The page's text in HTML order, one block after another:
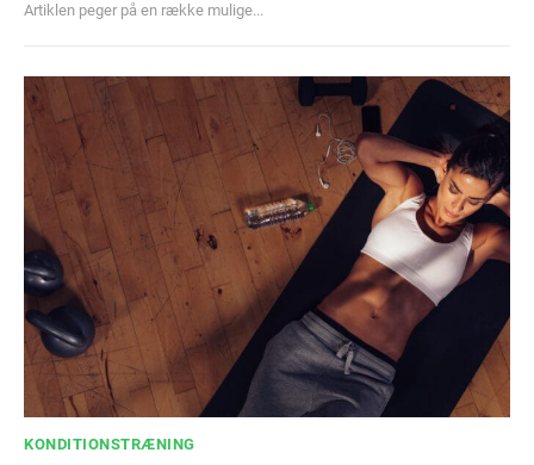
Artiklen peger på en række mulige...
KONDITIONSTRÆNING